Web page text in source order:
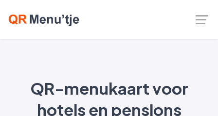
QR-menukaart voor
hotels en pensions